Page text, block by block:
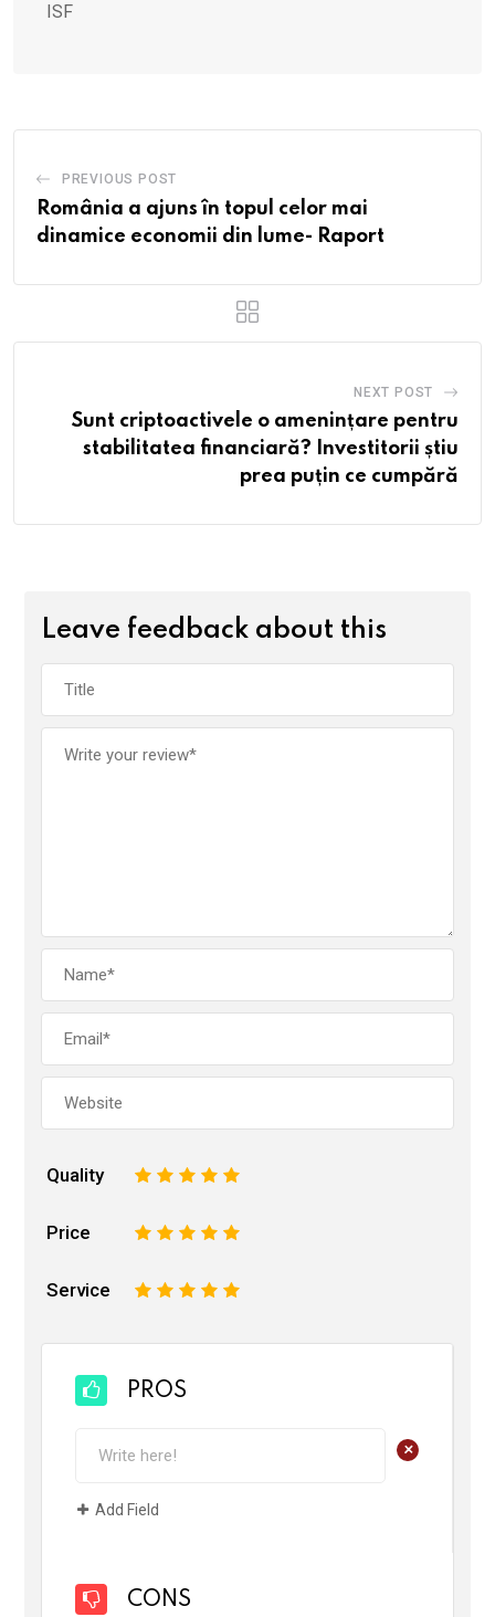
ISF
PREVIOUS POST
România a ajuns în topul celor mai
dinamice economii din lume- Raport
NEXT POST
Sunt criptoactivele o amenințare pentru
stabilitatea financiară? Investitorii știu
prea puțin ce cumpără
Leave feedback about this
Quality 5
4
3
2
Price 5
4
3
2
Service 5
4
3
2
PROS
+
Add Field
CONS